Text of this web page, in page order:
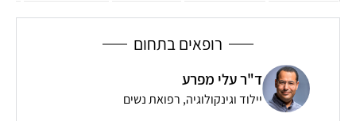
רופאים בתחום
ד"ר עלי מפרע
יילוד וגינקולוגיה, רפואת נשים